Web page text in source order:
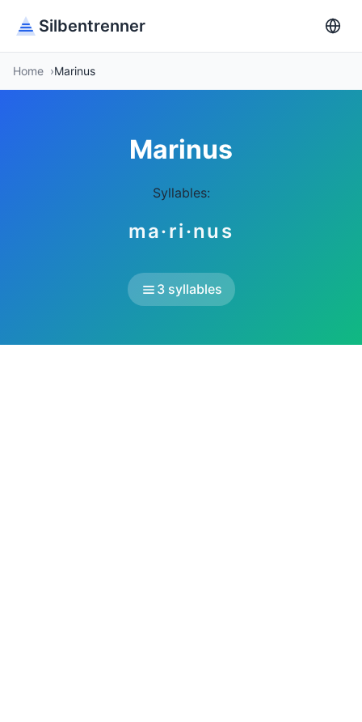
Silbentrenner
Home Marinus
Marinus
Syllables:
ma·ri·nus
3 syllables